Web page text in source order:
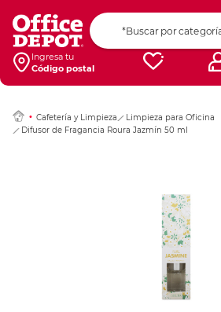
Ingresa tu
Código postal
Cafetería y Limpieza
Limpieza para Oficina
Difusor de Fragancia Roura Jazmín 50 ml